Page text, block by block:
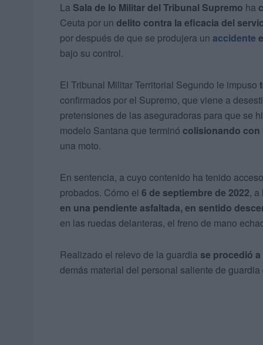
La Sala de lo Militar del Tribunal Supremo ha
Ceuta por un delito contra la eficacia del
por después de que se produjera un accidente
bajo su control.
El Tribunal Militar Territorial Segundo le impuso
confirmados por el Supremo, que viene a
pretensiones de las aseguradoras para que se
modelo Santana que terminó colisionando con
una moto.
En sentencia, a cuyo contenido ha tenido acceso
probados. Cómo el 6 de septiembre de 2022, a
en una pendiente asfaltada, en sentido
en las ruedas delanteras, el freno de mano
Realizado el relevo de la guardia se procedió
demás material del personal saliente de